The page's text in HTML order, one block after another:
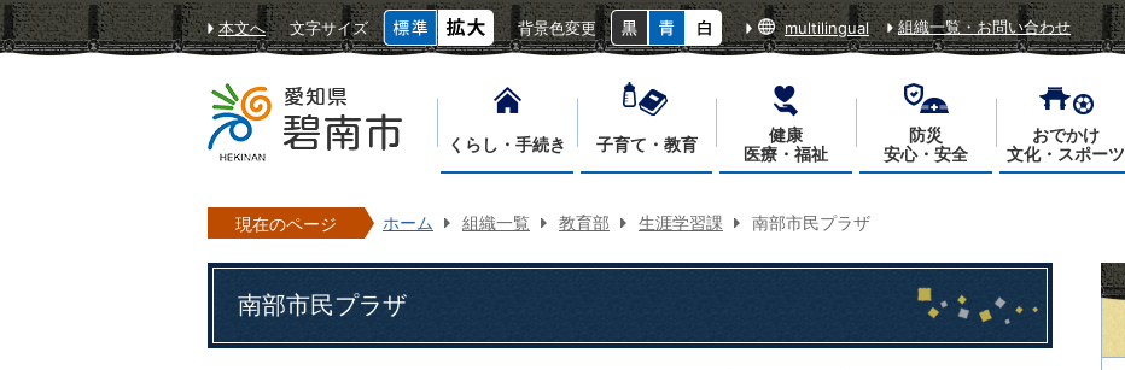
本文へ 文字サイズ 背景色変更 multilingual 組織一覧・お問い合わせ
くらし・手続き 子育て・教育
健康
医療・福祉
防災
安心・安全
おでかけ
文化・スポーツ
現在のページ ホーム 組織一覧 教育部 生涯学習課 南部市民プラザ
南部市民プラザ